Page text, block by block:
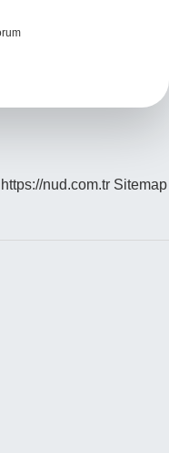
https://nud.com.tr Sitemap